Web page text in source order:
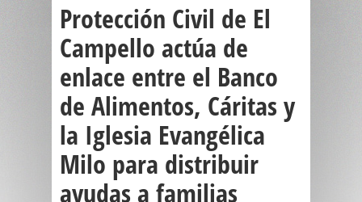
Protección Civil de El
Campello actúa de
enlace entre el Banco
de Alimentos, Cáritas y
la Iglesia Evangélica
Milo para distribuir
ayudas a familias